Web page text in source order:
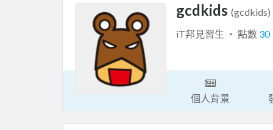
gcdkids (gcdkids)
iT邦見習生 ‧ 點數 30
個人背景